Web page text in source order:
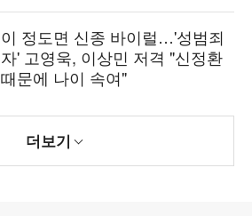
이 정도면 신종 바이럴…'성범죄
자' 고영욱, 이상민 저격 "신정환
때문에 나이 속여"
더보기